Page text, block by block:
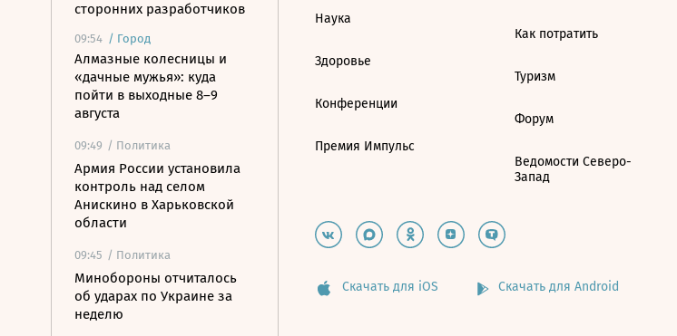
сторонних разработчиков
09:54 / Город
Алмазные колесницы и
«дачные мужья»: куда
пойти в выходные 8–9
августа
09:49 / Политика
Армия России установила
контроль над селом
Анискино в Харьковской
области
09:45 / Политика
Минобороны отчиталось
об ударах по Украине за
неделю
Наука
Здоровье
Конференции
Премия Импульс
Как потратить
Туризм
Форум
Ведомости Северо-
Запад
Скачать для iOS Скачать для Android